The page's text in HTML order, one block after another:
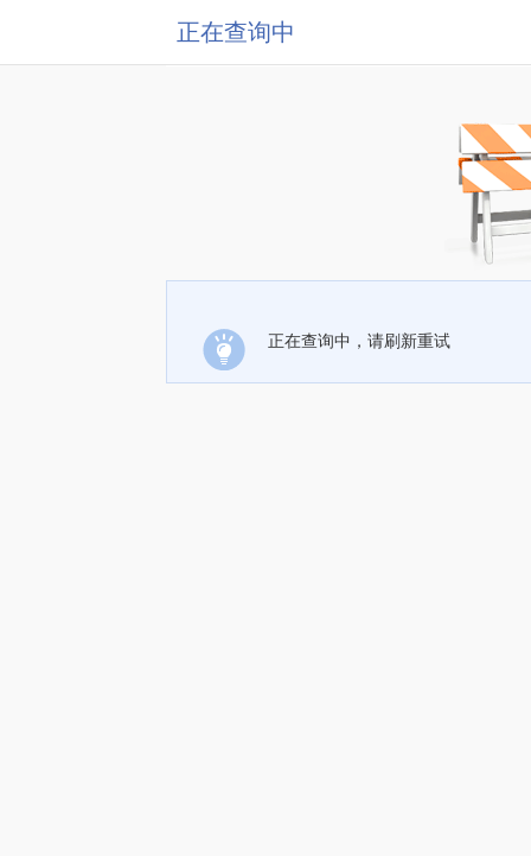
正在查询中
正在查询中，请刷新重试